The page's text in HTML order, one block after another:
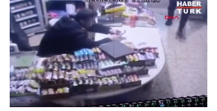
Aç
Yüklendi:
100.00%
Oynatma
Hızı